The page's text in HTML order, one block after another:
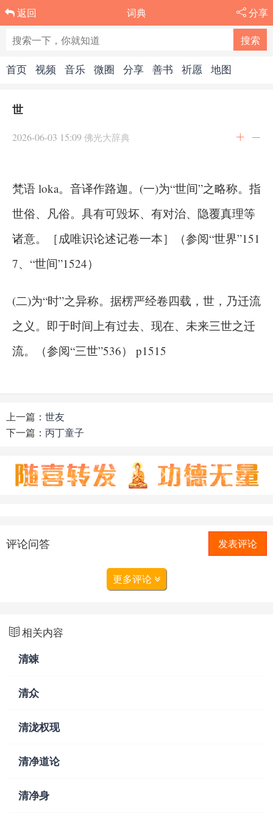
返回 词典 分享
首页 视频 音乐 微圈 分享 善书 祈愿 地图
世
2026-06-03 15:09 佛光大辞典
梵语 loka。音译作路迦。(一)为“世间”之略称。指
世俗、凡俗。具有可毁坏、有对治、隐覆真理等
诸意。［成唯识论述记卷一本］（参阅“世界”151
7、“世间”1524）
(二)为“时”之异称。据楞严经卷四载，世，乃迁流
之义。即于时间上有过去、现在、未来三世之迁
流。（参阅“三世”536） p1515
上一篇： 世友
下一篇： 丙丁童子
评论问答 发表评论
更多评论
相关内容
清竦
清众
清泷权现
清净道论
清净身